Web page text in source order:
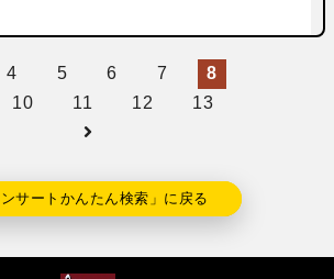
4 5 6 7
8
10 11 12 13
サートかんたん検索」に戻る